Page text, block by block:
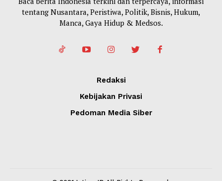
tentang Nusantara, Peristiwa, Politik, Bisnis, Hukum,
Manca, Gaya Hidup & Medsos.
Redaksi
Kebijakan Privasi
Pedoman Media Siber